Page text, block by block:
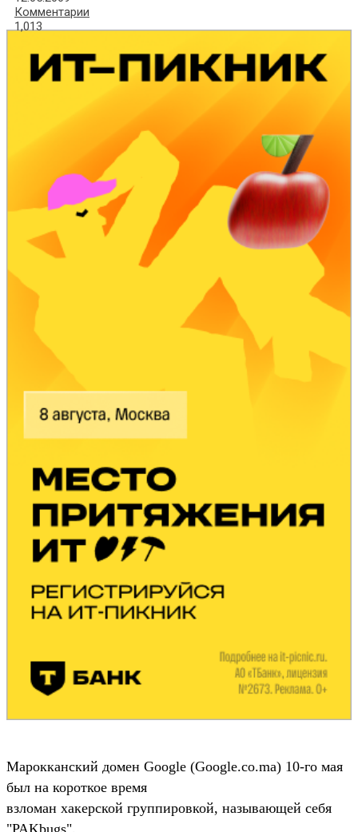
Комментарии
1,013
Марокканский домен Google (Google.co.ma) 10-го мая
был на короткое время
взломан хакерской группировкой, называющей себя
"PAKbugs".